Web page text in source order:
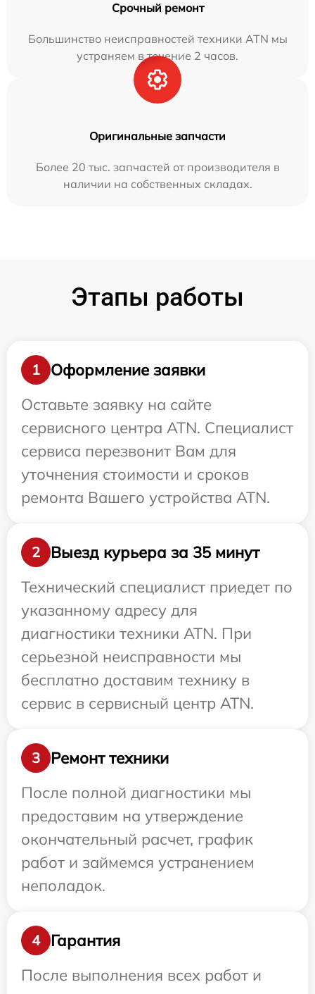
Срочный ремонт
Большинство неисправностей техники ATN мы
устраняем в течение 2 часов.
Оригинальные запчасти
Более 20 тыс. запчастей от производителя в
наличии на собственных складах.
Этапы работы
1
Оформление заявки
Оставьте заявку на сайте
сервисного центра ATN. Специалист
сервиса перезвонит Вам для
уточнения стоимости и сроков
ремонта Вашего устройства ATN.
2
Выезд курьера за 35 минут
Технический специалист приедет по
указанному адресу для
диагностики техники ATN. При
серьезной неисправности мы
бесплатно доставим технику в
сервис в сервисный центр ATN.
3
Ремонт техники
После полной диагностики мы
предоставим на утверждение
окончательный расчет, график
работ и займемся устранением
неполадок.
4
Гарантия
После выполнения всех работ и